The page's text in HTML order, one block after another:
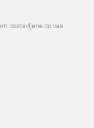
dostavljene do vas